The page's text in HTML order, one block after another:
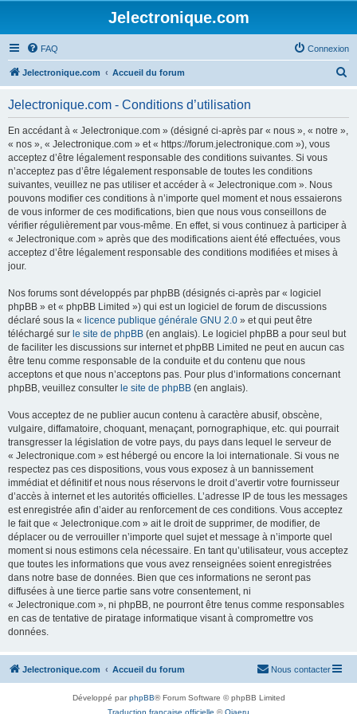
Jelectronique.com
FAQ Connexion
Jelectronique.com Accueil du forum
Jelectronique.com - Conditions d’utilisation
En accédant à « Jelectronique.com » (désigné ci-après par « nous », « notre »,
« nos », « Jelectronique.com » et « https://forum.jelectronique.com »), vous
acceptez d’être légalement responsable des conditions suivantes. Si vous
n’acceptez pas d’être légalement responsable de toutes les conditions
suivantes, veuillez ne pas utiliser et accéder à « Jelectronique.com ». Nous
pouvons modifier ces conditions à n’importe quel moment et nous essaierons
de vous informer de ces modifications, bien que nous vous conseillons de
vérifier régulièrement par vous-même. En effet, si vous continuez à participer à
« Jelectronique.com » après que des modifications aient été effectuées, vous
acceptez d’être légalement responsable des conditions modifiées et mises à
jour.
Nos forums sont développés par phpBB (désignés ci-après par « logiciel
phpBB » et « phpBB Limited ») qui est un logiciel de forum de discussions
déclaré sous la « licence publique générale GNU 2.0 » et qui peut être
téléchargé sur le site de phpBB (en anglais). Le logiciel phpBB a pour seul but
de faciliter les discussions sur internet et phpBB Limited ne peut en aucun cas
être tenu comme responsable de la conduite et du contenu que nous
acceptons et que nous n’acceptons pas. Pour plus d’informations concernant
phpBB, veuillez consulter le site de phpBB (en anglais).
Vous acceptez de ne publier aucun contenu à caractère abusif, obscène,
vulgaire, diffamatoire, choquant, menaçant, pornographique, etc. qui pourrait
transgresser la législation de votre pays, du pays dans lequel le serveur de
« Jelectronique.com » est hébergé ou encore la loi internationale. Si vous ne
respectez pas ces dispositions, vous vous exposez à un bannissement
immédiat et définitif et nous nous réservons le droit d’avertir votre fournisseur
d’accès à internet et les autorités officielles. L’adresse IP de tous les messages
est enregistrée afin d’aider au renforcement de ces conditions. Vous acceptez
le fait que « Jelectronique.com » ait le droit de supprimer, de modifier, de
déplacer ou de verrouiller n’importe quel sujet et message à n’importe quel
moment si nous estimons cela nécessaire. En tant qu’utilisateur, vous acceptez
que toutes les informations que vous avez renseignées soient enregistrées
dans notre base de données. Bien que ces informations ne seront pas
diffusées à une tierce partie sans votre consentement, ni
« Jelectronique.com », ni phpBB, ne pourront être tenus comme responsables
en cas de tentative de piratage informatique visant à compromettre vos
données.
Jelectronique.com Accueil du forum Nous contacter
Développé parphpBB® Forum Software © phpBB Limited
Traduction française officielle ©Qiaeru